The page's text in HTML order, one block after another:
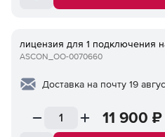
лицензия для 1 подключения
ASCON_ОО-0070660
Доставка на почту 19
11 900 ₽